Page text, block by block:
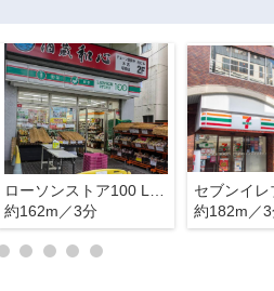
約162m／3分
約182m／